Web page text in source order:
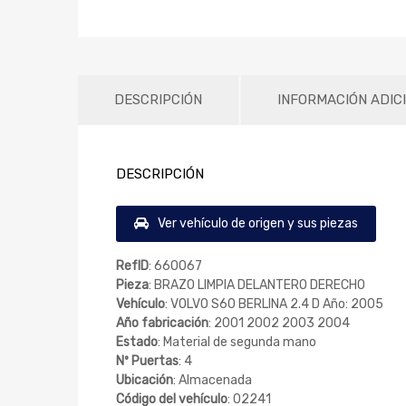
DESCRIPCIÓN INFORMACIÓN
DESCRIPCIÓN
Ver vehículo de origen y sus piezas
RefID: 660067
Pieza: BRAZO LIMPIA DELANTERO DERECHO
Vehículo: VOLVO S60 BERLINA 2.4 D Año: 2005
Año fabricación: 2001 2002 2003 2004
Estado: Material de segunda mano
Nº Puertas: 4
Ubicación: Almacenada
Código del vehículo: 02241